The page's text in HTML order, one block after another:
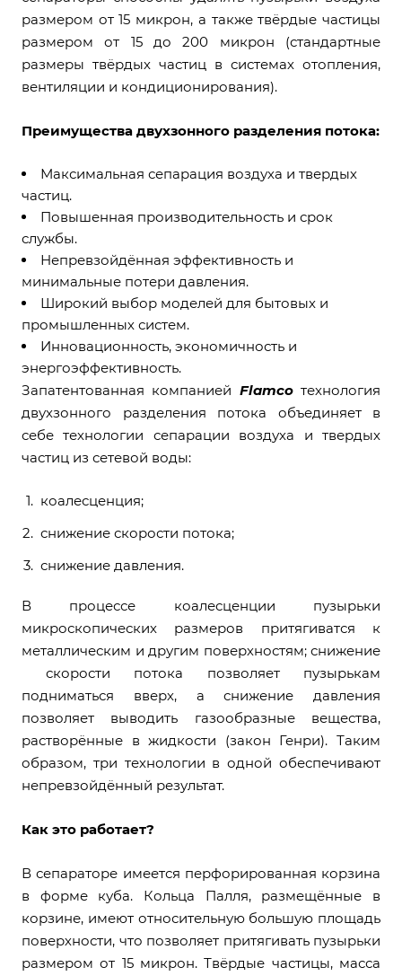
размером от 15 микрон, а также твёрдые частицы
размером от 15 до 200 микрон (стандартные
размеры твёрдых частиц в системах отопления,
вентиляции и кондиционирования).
Преимущества двухзонного разделения потока:
Максимальная сепарация воздуха и твердых
частиц.
Повышенная производительность и срок
службы.
Непревзойдённая эффективность и
минимальные потери давления.
Широкий выбор моделей для бытовых и
промышленных систем.
Инновационность, экономичность и
энергоэффективность.
Запатентованная компанией Flamcoтехнология
двухзонного разделения потока объединяет в
себе технологии сепарации воздуха и твердых
частиц из сетевой воды:
коалесценция;
снижение скорости потока;
снижение давления.
В процессе коалесценции пузырьки
микроскопических размеров притягиватся к
металлическим и другим поверхностям; снижение
скорости потока позволяет пузырькам
подниматься вверх, а снижение давления
позволяет выводить газообразные вещества,
растворённые в жидкости (закон Генри). Таким
образом, три технологии в одной обеспечивают
непревзойдённый результат.
Как это работает?
В сепараторе имеется перфорированная корзина
в форме куба. Кольца Палля, размещённые в
корзине, имеют относительную большую площадь
поверхности, что позволяет притягивать пузырьки
размером от 15 микрон. Твёрдые частицы, масса